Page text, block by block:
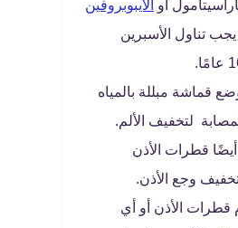
أو الأيبوبروفين
يجب تناول الأسبرين
قماشة مبللة بالمياه
لتخفيف الألم.
قطرات الأذن
وجع الأذن.
قطرات الأذن أو أي